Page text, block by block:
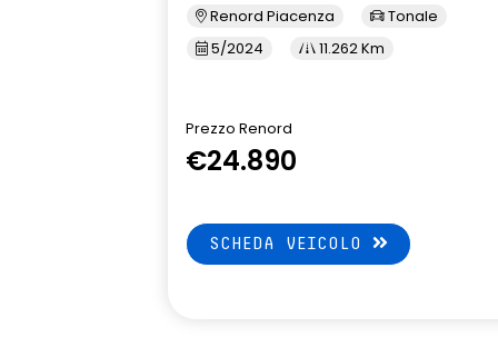
Renord Piacenza
Tonale
5/2024
11.262 Km
Prezzo Renord
€24.890
SCHEDA VEICOLO